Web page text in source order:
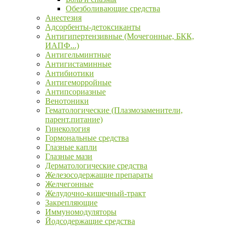
Обезболивающие средства
Анестезия
Адсорбенты-детоксиканты
Антигипертензивные (Мочегонные, БКК,
ИАПФ...)
Антигельминтные
Антигистаминные
Антибиотики
Антигеморройные
Антипсориазные
Венотоники
Гематологические (Плазмозаменители,
парент.питание)
Гинекология
Гормональные средства
Глазные капли
Глазные мази
Дерматологические средства
Железосодержащие препараты
Желчегонные
Желудочно-кишечный-тракт
Закрепляющие
Иммуномодуляторы
Йодсодержащие средства